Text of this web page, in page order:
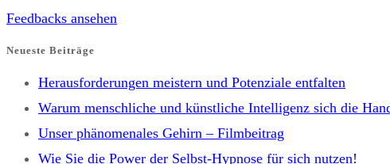
Feedbacks ansehen
Neueste Beiträge
Herausforderungen meistern und Potenziale entfalten
Warum menschliche und künstliche Intelligenz sich die
Unser phänomenales Gehirn – Filmbeitrag
Wie Sie die Power der Selbst-Hypnose für sich nutzen!